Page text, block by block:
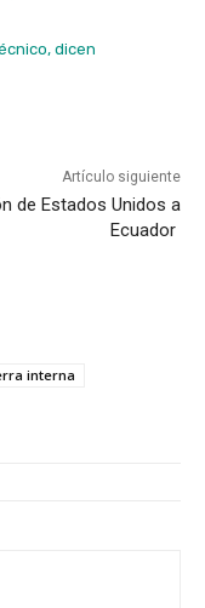
dicen
Artículo siguiente
de Estados Unidos a
Ecuador
interna